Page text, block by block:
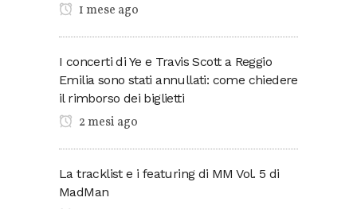
1 mese ago
I concerti di Ye e Travis Scott a Reggio
Emilia sono stati annullati: come chiedere
il rimborso dei biglietti
2 mesi ago
La tracklist e i featuring di MM Vol. 5 di
MadMan